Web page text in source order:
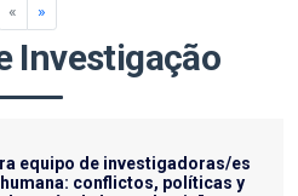
« »
Investigação
equipo de investigadoras/es
conflictos, políticas y